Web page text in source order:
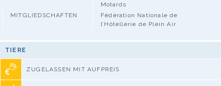
Motards
MITGLIEDSCHAFTEN
Fédération Nationale de
l’Hôtellerie de Plein Air
TIERE
ZUGELASSEN MIT AUFPREIS